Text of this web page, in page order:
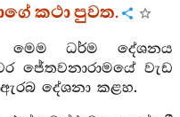
කථා පුවත.
ධර්ම දේශනය
ජේතවනාරාමයේ වැඩ
දේශනා කළහ.